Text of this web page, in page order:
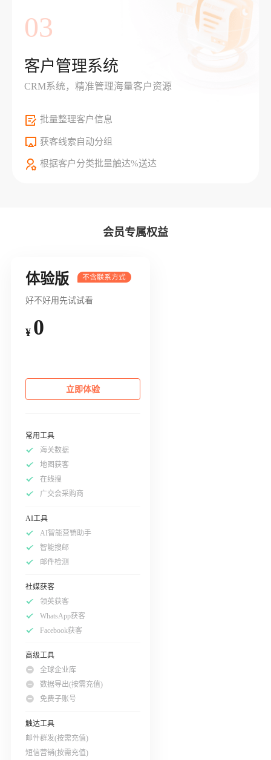
03
客户管理系统
CRM系统，精准管理海量客户资源
批量整理客户信息
获客线索自动分组
根据客户分类批量触达%送达
会员专属权益
体验版
好不好用先试试看
¥ 0
立即体验
常用工具
海关数据
地图获客
在线搜
广交会采购商
AI工具
AI智能营销助手
智能搜邮
邮件检测
社媒获客
领英获客
WhatsApp获客
Facebook获客
高级工具
全球企业库
数据导出(按需充值)
免费子账号
触达工具
邮件群发(按需充值)
短信营销(按需充值)